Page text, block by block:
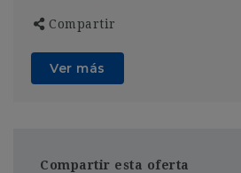
Compartir
Ver más
Compartir esta oferta